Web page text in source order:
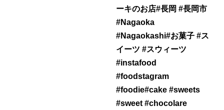
ーキのお店#長岡 #長岡市
#Nagaoka
#Nagaokashi#お菓子 #ス
イーツ #スウィーツ
#instafood
#foodstagram
#foodie#cake #sweets
#sweet #chocolare